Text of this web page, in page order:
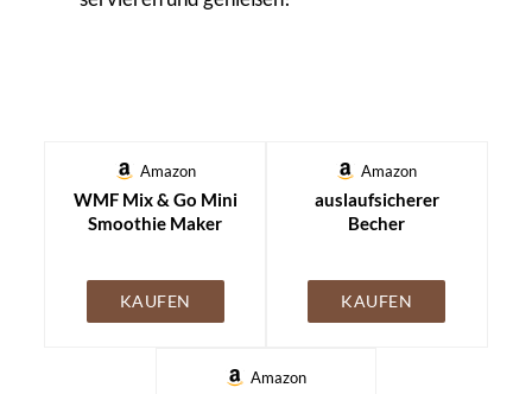
Amazon
WMF Mix & Go Mini
Smoothie Maker
KAUFEN
Amazon
auslaufsicherer
Becher
KAUFEN
Amazon